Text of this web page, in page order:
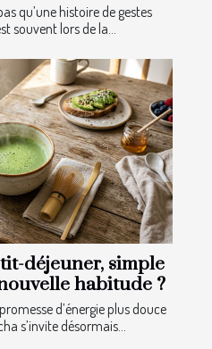
qu’une histoire de gestes
souvent lors de la...
déjeuner, simple
habitude ?
d’énergie plus douce
s’invite désormais...